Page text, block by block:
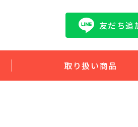
友だち追
取り扱い商品